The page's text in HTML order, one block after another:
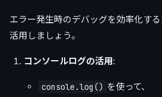
エラー発生時のデバッグを効率化す
活用しましょう。
コンソールログの活用:
console.log() を使って、